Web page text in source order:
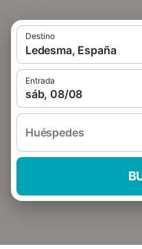
Destino
Ledesma, España
Entrada
sáb, 08/08
Huéspedes